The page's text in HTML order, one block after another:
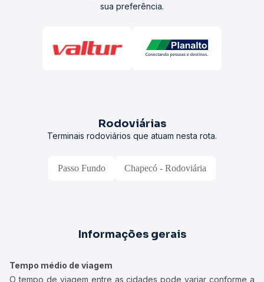
sua preferência.
Rodoviárias
Terminais rodoviários que atuam nesta rota.
Passo Fundo Chapecó - Rodoviária
Informações gerais
Tempo médio de viagem
O tempo de viagem entre as cidades pode variar conforme a